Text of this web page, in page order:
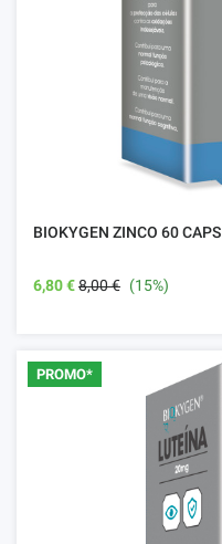
BIOKYGEN ZINCO 60 CAPS
6,80 €8,00 € (15%)
PROMO*